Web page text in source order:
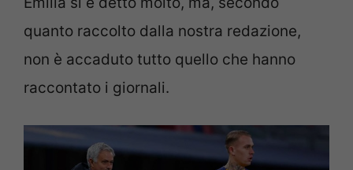
quanto raccolto dalla nostra redazione,
non è accaduto tutto quello che hanno
raccontato i giornali.